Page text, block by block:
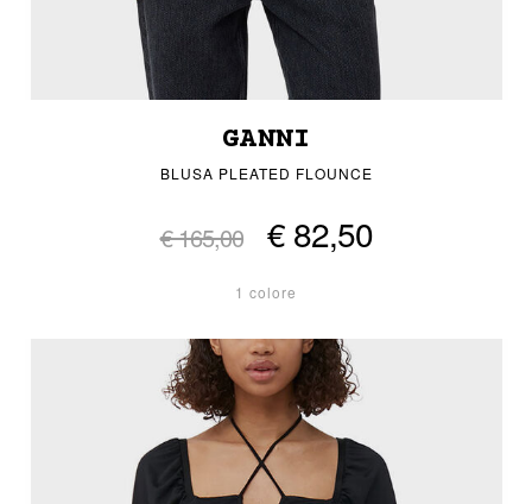
GANNI
BLUSA PLEATED FLOUNCE
€ 165,00 € 82,50
1 colore